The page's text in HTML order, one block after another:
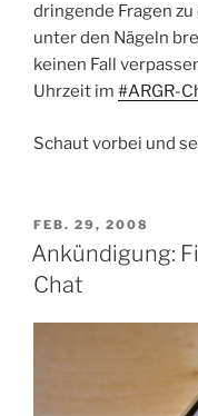
dringende Fragen
unter den Nägeln
keinen Fall
Uhrzeit im #ARGR-
Schaut vorbei und
VERÖFFENTLICHT
AM
FEB. 29, 2008
Ankündigung:
Chat